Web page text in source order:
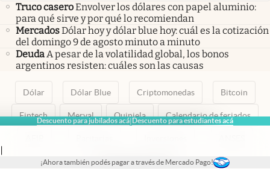
Descuento para jubilados acá|Descuento para estudiantes acá
|
¡Ahora también podés pagar a través de Mercado Pago!
Truco caseroEnvolver los dólares con papel aluminio:
para qué sirve y por qué lo recomiendan
MercadosDólar hoy y dólar blue hoy: cuál es la cotización
del domingo 9 de agosto minuto a minuto
Deuda A pesar de la volatilidad global, los bonos
argentinos resisten: cuáles son las causas
Dólar Dólar Blue Criptomonedas Bitcoin
Fintech Merval Quiniela Calendario de feriados
abre en nueva pestaña
abre en nueva pestaña
abre en nueva pestaña
abre en nueva pestaña
abre en nueva pestaña